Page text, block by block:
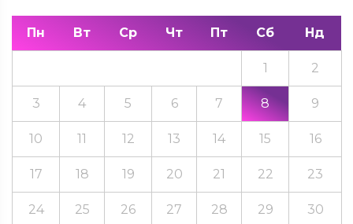
Пн Вт Ср Чт Пт Сб Нд
1 2
3 4 5 6 7 8 9
10 11 12 13 14 15 16
17 18 19 20 21 22 23
24 25 26 27 28 29 30